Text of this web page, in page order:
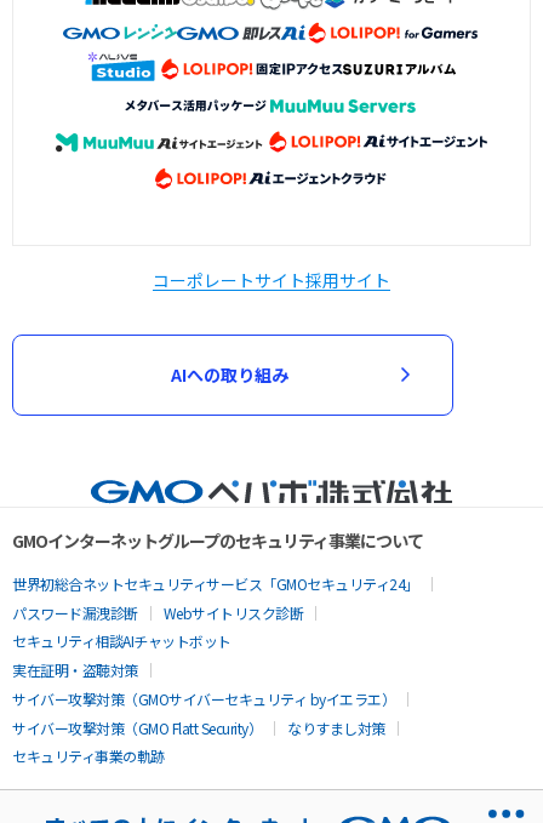
コーポレートサイト採用サイト
AIへの取り組み
GMOインターネットグループのセキュリティ事業について
世界初総合ネットセキュリティサービス「GMOセキュリティ24」
パスワード漏洩診断
Webサイトリスク診断
セキュリティ相談AIチャットボット
実在証明・盗聴対策
サイバー攻撃対策（GMOサイバーセキュリティ byイエラエ）
サイバー攻撃対策（GMO Flatt Security）
なりすまし対策
セキュリティ事業の軌跡